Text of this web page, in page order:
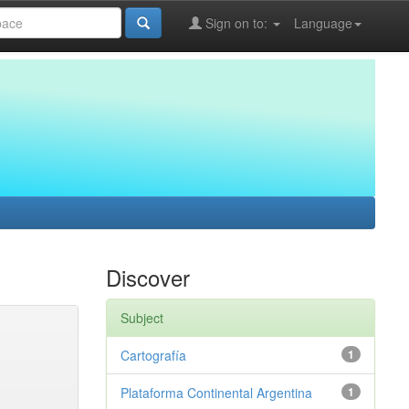
Language
Sign on to:
Discover
Subject
1
Cartografía
1
Plataforma Continental Argentina